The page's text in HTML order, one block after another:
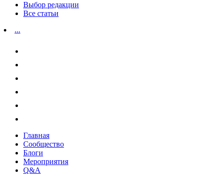
Выбор редакции
Все статьи
...
Главная
Сообщество
Блоги
Мероприятия
Q&A